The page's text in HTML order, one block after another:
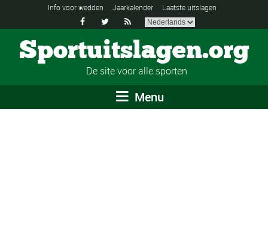
Info voor wedden Jaarkalender Laatste uitslagen
  
Sportuitslagen.org
De site voor alle sporten
Menu